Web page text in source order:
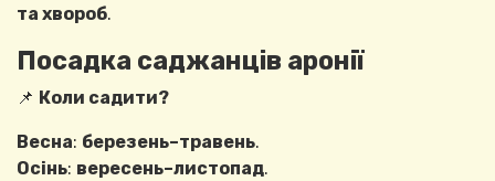
та хвороб.
Посадка саджанців аронії
📌 Коли садити?
Весна: березень–травень.
Осінь: вересень–листопад.